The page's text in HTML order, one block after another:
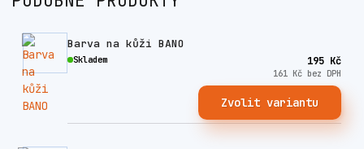
Barva na kůži BANO
195 Kč
161 Kč bez DPH
Skladem
Zvolit variantu